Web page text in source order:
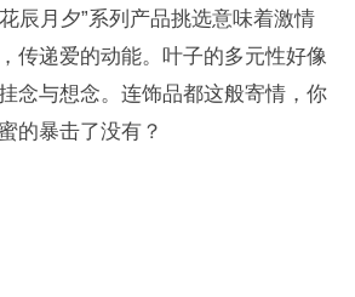
辰月夕”系列产品挑选意味着激情
传递爱的动能。 叶子的多元性好像
念与想念。连饰品都这般寄情，你
的暴击了没有？